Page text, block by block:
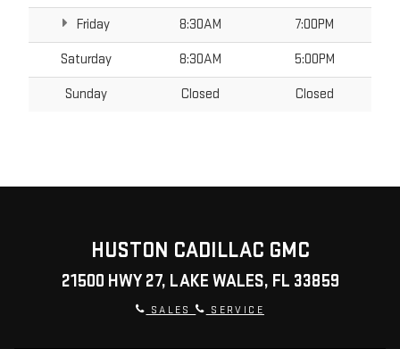
Friday 8:30AM 7:00PM
Saturday 8:30AM 5:00PM
Sunday Closed Closed
HUSTON CADILLAC GMC
21500 HWY 27, LAKE WALES, FL 33859
SALES SERVICE